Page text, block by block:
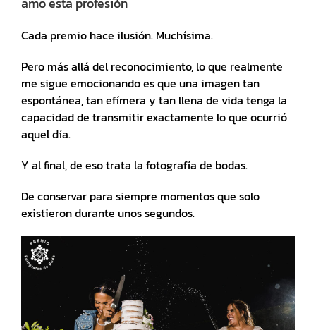
Cada premio hace ilusión. Muchísima.
Pero más allá del reconocimiento, lo que realmente
me sigue emocionando es que una imagen tan
espontánea, tan efímera y tan llena de vida tenga la
capacidad de transmitir exactamente lo que ocurrió
aquel día.
Y al final, de eso trata la fotografía de bodas.
De conservar para siempre momentos que solo
existieron durante unos segundos.